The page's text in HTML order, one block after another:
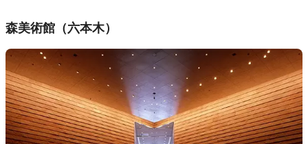
森美術館（六本木）